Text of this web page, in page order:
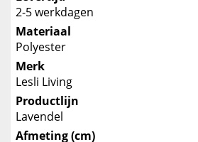
2-5 werkdagen
Materiaal
Polyester
Merk
Lesli Living
Productlijn
Lavendel
Afmeting (cm)